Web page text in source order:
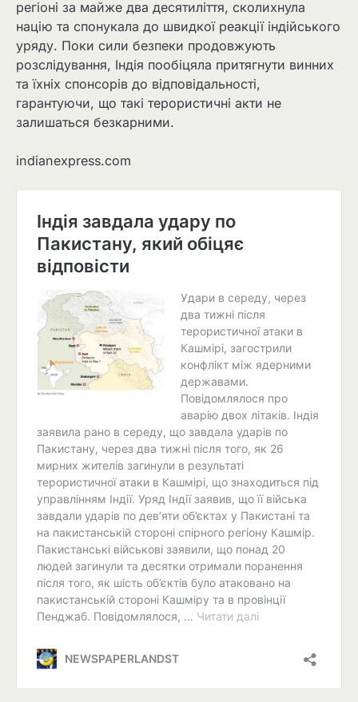
регіоні за майже два десятиліття, сколихнула
націю та спонукала до швидкої реакції індійського
уряду. Поки сили безпеки продовжують
розслідування, Індія пообіцяла притягнути винних
та їхніх спонсорів до відповідальності,
гарантуючи, що такі терористичні акти не
залишаться безкарними.
indianexpress.com